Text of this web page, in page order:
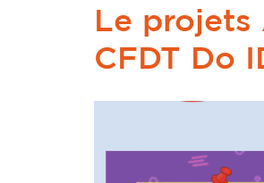
Le
CFDT Do